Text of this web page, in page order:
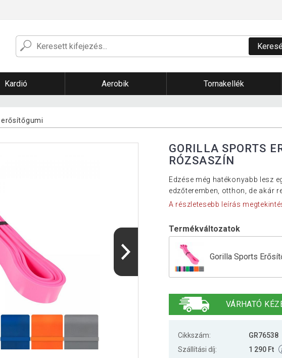
Kardió Aerobik Tornakellék
erősítőgumi
GORILLA SPORTS
RÓZSASZÍN
Edzése még hatékonyabb lesz
edzőteremben, otthon, de akár
A részletesebb leírás
Termékváltozatok
Gorilla Sports
Gorilla Sports
VÁRHATÓ
Cikkszám:
GR76538
Szállítási díj:
1 290 Ft